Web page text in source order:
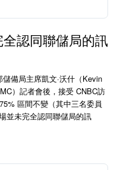
全認同聯儲局的訊
備局主席凱文·沃什（Kevin
）記者會後，接受 CNBC訪
區間不變（其中三名委員
並未完全認同聯儲局的訊